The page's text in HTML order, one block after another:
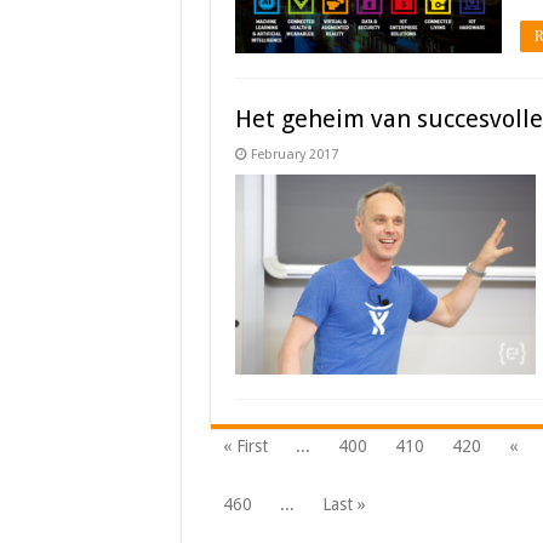
Het geheim van
February 2017
« First ... 400 410 420 «
460 ... Last »